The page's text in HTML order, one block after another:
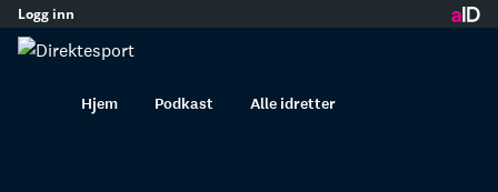
innhold
Logg inn
Hjem Podkast Alle idretter